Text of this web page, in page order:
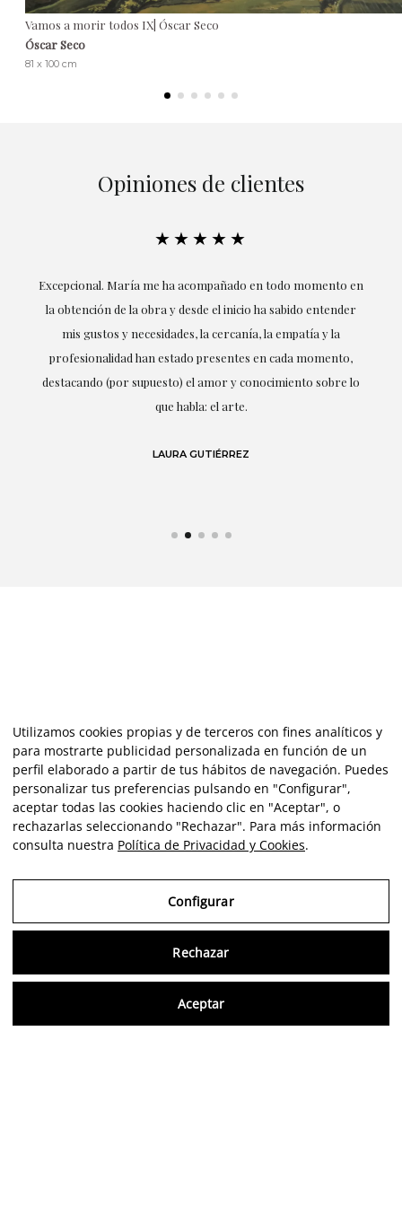
Vamos a morir todos IX| Óscar Seco
Óscar Seco
81 x 100 cm
Opiniones de clientes
★★★★★
Excepcional. María me ha acompañado en todo momento en
la obtención de la obra y desde el inicio ha sabido entender
mis gustos y necesidades, la cercanía, la empatía y la
profesionalidad han estado presentes en cada momento,
destacando (por supuesto) el amor y conocimiento sobre lo
que habla: el arte.
LAURA GUTIÉRREZ
Utilizamos cookies propias y de terceros con fines analíticos y
para mostrarte publicidad personalizada en función de un
perfil elaborado a partir de tus hábitos de navegación. Puedes
personalizar tus preferencias pulsando en "Configurar",
aceptar todas las cookies haciendo clic en "Aceptar", o
rechazarlas seleccionando "Rechazar". Para más información
consulta nuestra Política de Privacidad y Cookies.
Configurar
Rechazar
Aceptar